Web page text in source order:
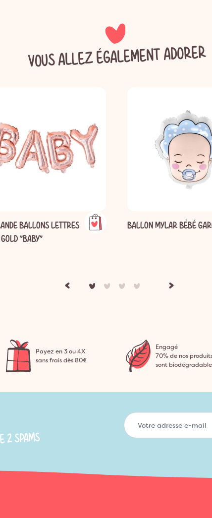
VOUS ALLEZ ÉGALEMENT ADORER
BALLONS LETTRES
"BABY"
BALLON MYLAR BÉBÉ
Payez en 3 ou 4X
sans frais dès 80€
Engagé
70% de nos
sont
2 SPAMS